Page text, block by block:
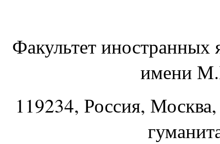
Факультет
имени
119234, Россия,